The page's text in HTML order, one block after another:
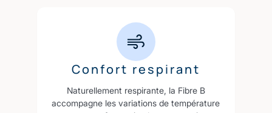
Confort respirant
Naturellement respirante, la Fibre B
accompagne les variations de température